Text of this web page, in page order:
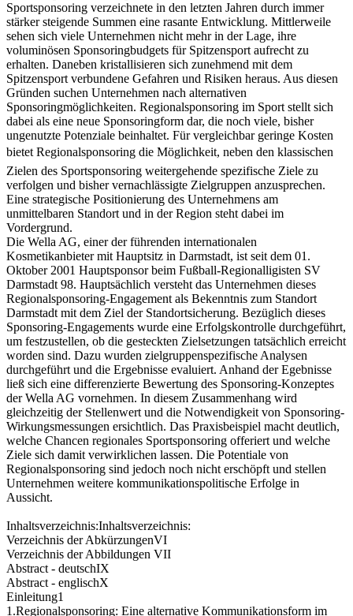
Inhaltsangabe:Einleitung:
Sportsponsoring verzeichnete in den letzten Jahren durch immer
stärker steigende Summen eine rasante Entwicklung. Mittlerweile
sehen sich viele Unternehmen nicht mehr in der Lage, ihre
voluminösen Sponsoringbudgets für Spitzensport aufrecht zu
erhalten. Daneben kristallisieren sich zunehmend mit dem
Spitzensport verbundene Gefahren und Risiken heraus. Aus diesen
Gründen suchen Unternehmen nach alternativen
Sponsoringmöglichkeiten. Regionalsponsoring im Sport stellt sich
dabei als eine neue Sponsoringform dar, die noch viele, bisher
ungenutzte Potenziale beinhaltet. Für vergleichbar geringe Kosten
bietet Regionalsponsoring die Möglichkeit, neben den klassischen
Zielen des Sportsponsoring weitergehende spezifische Ziele zu
verfolgen und bisher vernachlässigte Zielgruppen anzusprechen.
Eine strategische Positionierung des Unternehmens am
unmittelbaren Standort und in der Region steht dabei im
Vordergrund.
Die Wella AG, einer der führenden internationalen
Kosmetikanbieter mit Hauptsitz in Darmstadt, ist seit dem 01.
Oktober 2001 Hauptsponsor beim Fußball-Regionalligisten SV
Darmstadt 98. Hauptsächlich versteht das Unternehmen dieses
Regionalsponsoring-Engagement als Bekenntnis zum Standort
Darmstadt mit dem Ziel der Standortsicherung. Bezüglich dieses
Sponsoring-Engagements wurde eine Erfolgskontrolle durchgeführt,
um festzustellen, ob die gesteckten Zielsetzungen tatsächlich erreicht
worden sind. Dazu wurden zielgruppenspezifische Analysen
durchgeführt und die Ergebnisse evaluiert. Anhand der Egebnisse
ließ sich eine differenzierte Bewertung des Sponsoring-Konzeptes
der Wella AG vornehmen. In diesem Zusammenhang wird
gleichzeitig der Stellenwert und die Notwendigkeit von Sponsoring-
Wirkungsmessungen ersichtlich. Das Praxisbeispiel macht deutlich,
welche Chancen regionales Sportsponsoring offeriert und welche
Ziele sich damit verwirklichen lassen. Die Potentiale von
Regionalsponsoring sind jedoch noch nicht erschöpft und stellen
Unternehmen weitere kommunikationspolitische Erfolge in
Inhaltsverzeichnis:Inhaltsverzeichnis:
Verzeichnis der AbkürzungenVI
Verzeichnis der Abbildungen VII
Abstract - deutschIX
Abstract - englischX
Einleitung1